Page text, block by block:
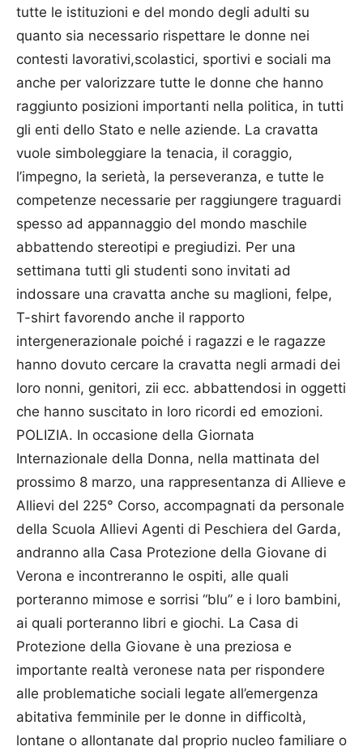
tutte le istituzioni e del mondo degli adulti su
quanto sia necessario rispettare le donne nei
contesti lavorativi,scolastici, sportivi e sociali ma
anche per valorizzare tutte le donne che hanno
raggiunto posizioni importanti nella politica, in tutti
gli enti dello Stato e nelle aziende. La cravatta
vuole simboleggiare la tenacia, il coraggio,
l’impegno, la serietà, la perseveranza, e tutte le
competenze necessarie per raggiungere traguardi
spesso ad appannaggio del mondo maschile
abbattendo stereotipi e pregiudizi. Per una
settimana tutti gli studenti sono invitati ad
indossare una cravatta anche su maglioni, felpe,
T-shirt favorendo anche il rapporto
intergenerazionale poiché i ragazzi e le ragazze
hanno dovuto cercare la cravatta negli armadi dei
loro nonni, genitori, zii ecc. abbattendosi in oggetti
che hanno suscitato in loro ricordi ed emozioni.
POLIZIA. In occasione della Giornata
Internazionale della Donna, nella mattinata del
prossimo 8 marzo, una rappresentanza di Allieve e
Allievi del 225° Corso, accompagnati da personale
della Scuola Allievi Agenti di Peschiera del Garda,
andranno alla Casa Protezione della Giovane di
Verona e incontreranno le ospiti, alle quali
porteranno mimose e sorrisi “blu” e i loro bambini,
ai quali porteranno libri e giochi. La Casa di
Protezione della Giovane è una preziosa e
importante realtà veronese nata per rispondere
alle problematiche sociali legate all’emergenza
abitativa femminile per le donne in difficoltà,
lontane o allontanate dal proprio nucleo familiare o